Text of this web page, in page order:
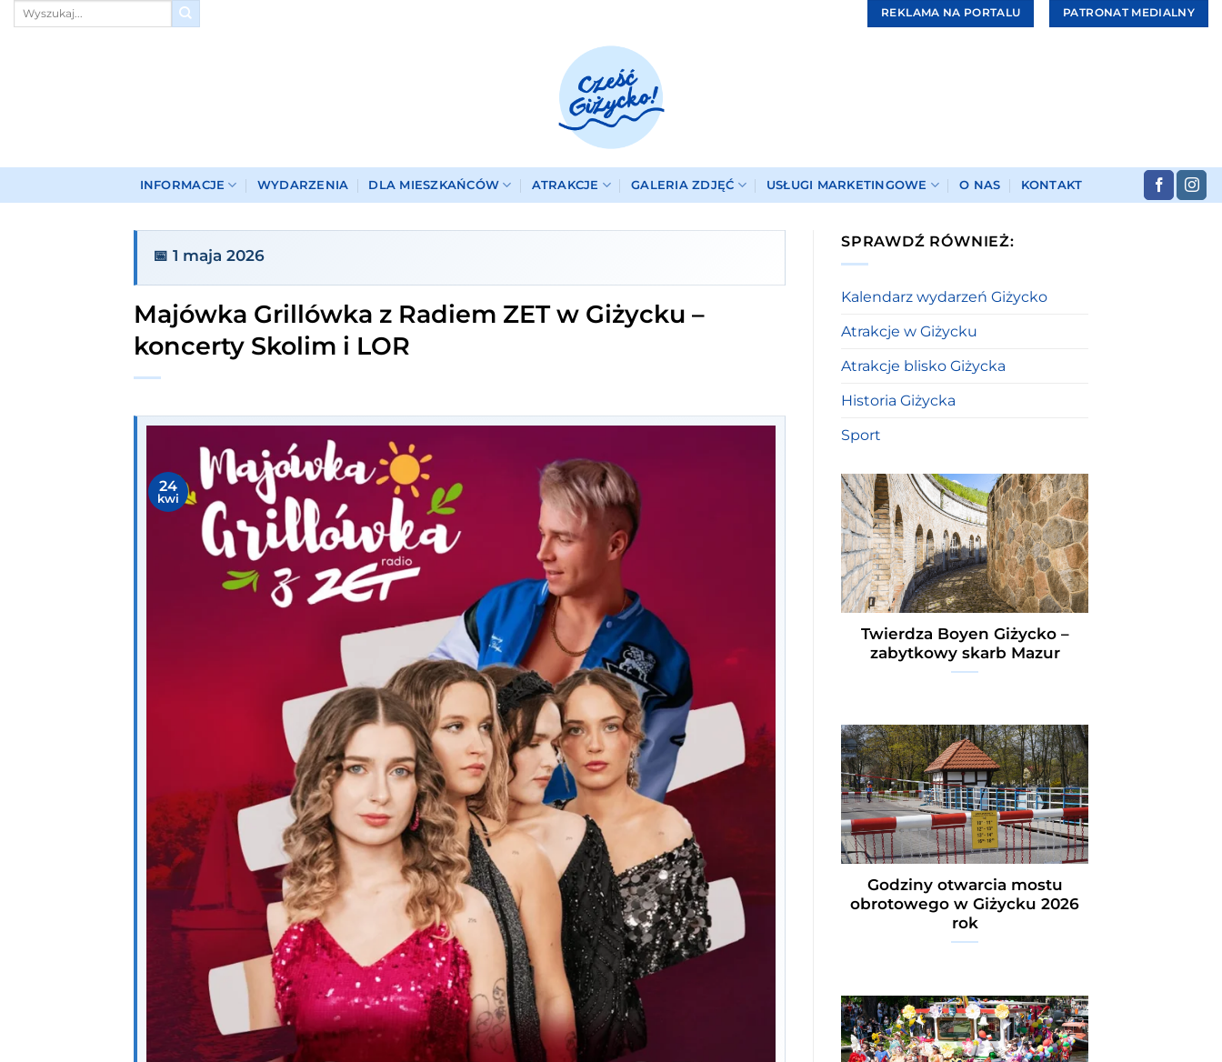
Przewiń
REKLAMA NA PORTALU PATRONAT MEDIALNY
INFORMACJE WYDARZENIA DLA MIESZKAŃCÓW ATRAKCJE GALERIA ZDJĘĆ USŁUGI MARKETINGOWE O NAS KONTAKT
📅 1 maja 2026
Majówka Grillówka z Radiem ZET w Giżycku –
koncerty Skolim i LOR
24
kwi
SPRAWDŹ RÓWNIEŻ:
Kalendarz wydarzeń Giżycko
Atrakcje w Giżycku
Atrakcje blisko Giżycka
Historia Giżycka
Sport
Twierdza Boyen Giżycko –
zabytkowy skarb Mazur
Godziny otwarcia mostu
obrotowego w Giżycku 2026
rok